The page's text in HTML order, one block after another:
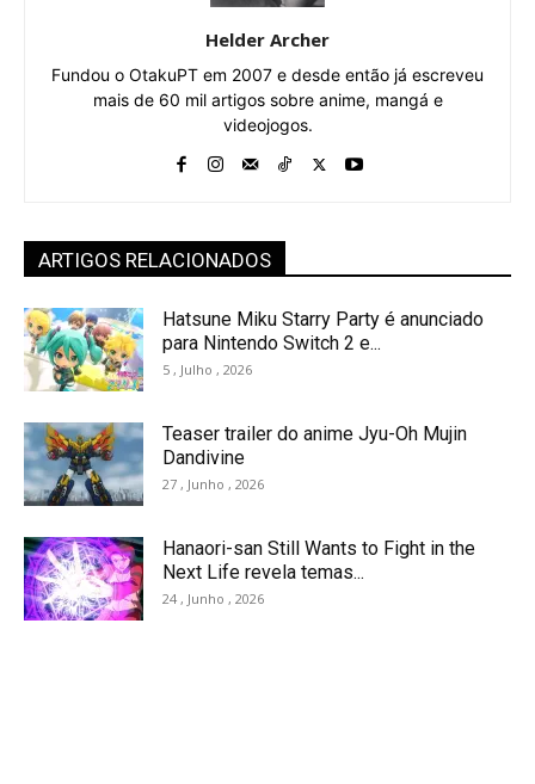
Helder Archer
Fundou o OtakuPT em 2007 e desde então já escreveu
mais de 60 mil artigos sobre anime, mangá e
videojogos.
ARTIGOS RELACIONADOS
Hatsune Miku Starry Party é anunciado
para Nintendo Switch 2 e...
5 , Julho , 2026
Teaser trailer do anime Jyu-Oh Mujin
Dandivine
27 , Junho , 2026
Hanaori-san Still Wants to Fight in the
Next Life revela temas...
24 , Junho , 2026